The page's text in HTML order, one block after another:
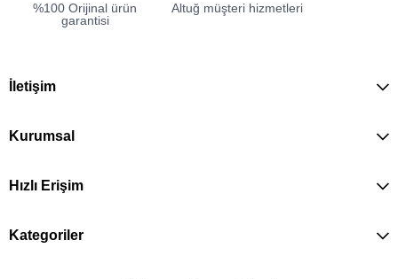
%100 Orijinal ürün
garantisi
Altuğ müşteri hizmetleri
İletişim
Kurumsal
Hızlı Erişim
Kategoriler